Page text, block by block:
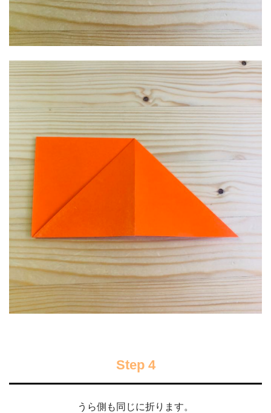
Step 4
うら側も同じに折ります。